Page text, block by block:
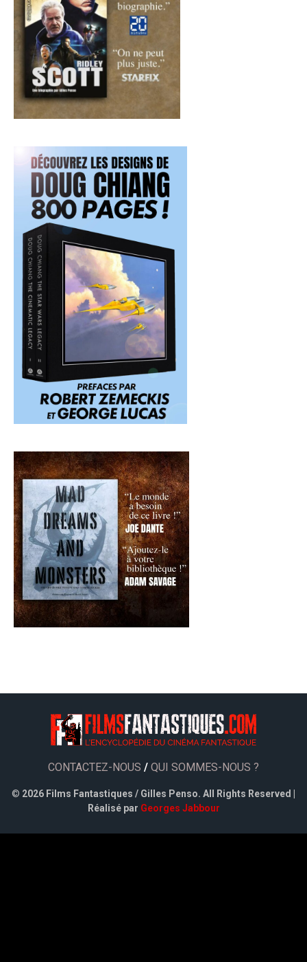
CONTACTEZ-NOUS / QUI SOMMES-NOUS ?
© 2026 Films Fantastiques / Gilles Penso. All Rights Reserved |
Réalisé par Georges Jabbour